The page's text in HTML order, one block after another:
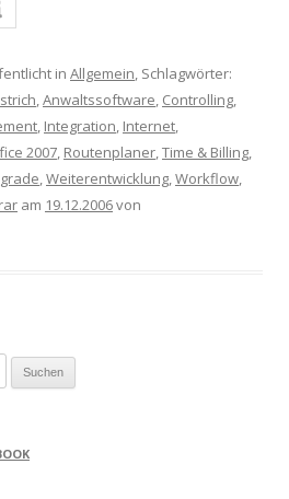
in Allgemein, Schlagwörter:
,Anwaltssoftware, Controlling,
, Integration, Internet,
2007, Routenplaner,Time & Billing,
,Weiterentwicklung,Workflow,
am 19.12.2006von